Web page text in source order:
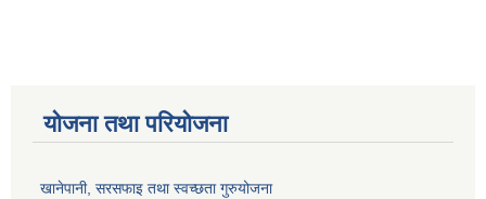
योजना तथा परियोजना
खानेपानी, सरसफाइ तथा स्वच्छता गुरुयोजना